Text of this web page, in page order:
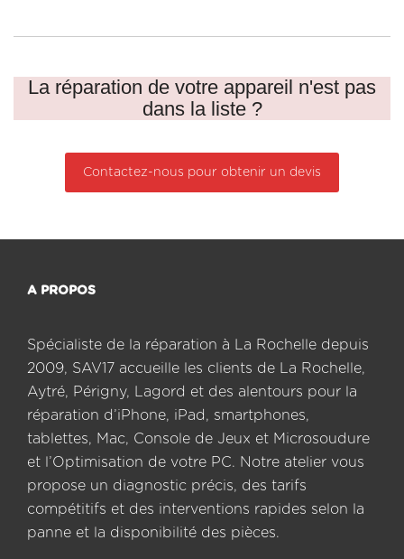
La réparation de votre appareil n'est pas
dans la liste ?
Contactez-nous pour obtenir un devis
A PROPOS
Spécialiste de la réparation à La Rochelle depuis
2009, SAV17 accueille les clients de La Rochelle,
Aytré, Périgny, Lagord et des alentours pour la
réparation d’iPhone, iPad, smartphones,
tablettes, Mac, Console de Jeux et Microsoudure
et l’Optimisation de votre PC. Notre atelier vous
propose un diagnostic précis, des tarifs
compétitifs et des interventions rapides selon la
panne et la disponibilité des pièces.